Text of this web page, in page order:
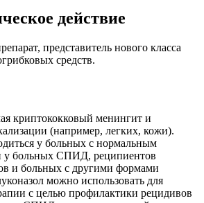
действие
представитель нового класса
средств.
криптококковый менингит и
(например, легких, кожи).
у больных с нормальным
у больных СПИД, реципиентов
и больных с другими формами
можно использовать для
с целью профилактики рецидивов